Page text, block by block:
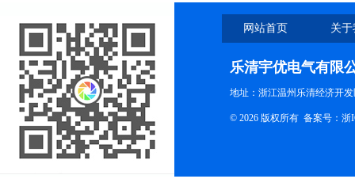
网站首页 关
乐清宇优电气有限
地址：浙江温州乐清经济开
© 2026 版权所有 备案号：浙